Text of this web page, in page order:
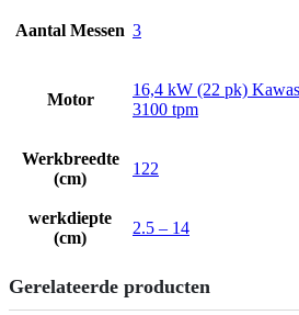
Aantal Messen 3
Motor
16,4 kW (22 pk)
3100 tpm
Werkbreedte
(cm)
122
werkdiepte
(cm)
2.5 – 14
Gerelateerde producten